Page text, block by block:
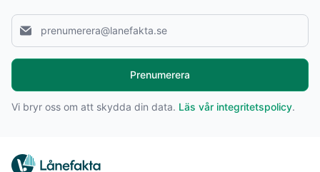
Prenumerera
Vi bryr oss om att skydda din data. Läs vår integritetspolicy.